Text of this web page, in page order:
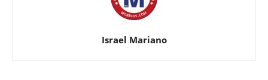
Israel Mariano